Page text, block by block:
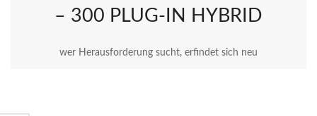
MEHR ERFAHREN >
– 300 PLUG-IN HYBRID
wer Herausforderung sucht, erfindet sich neu